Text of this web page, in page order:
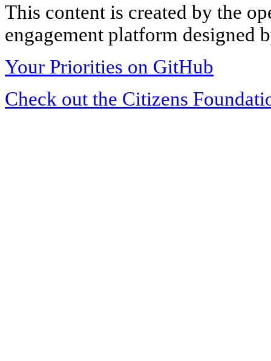
This content is created by the
engagement platform designed
Your Priorities on GitHub
Check out the Citizens